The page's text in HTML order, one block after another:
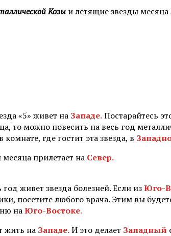
Козы и летящие звезды месяца
«5» живет на Западе.Постарайтесь
то можно повесить на весь год
где гостит эта звезда, в
прилетает на Север.
год живет звезда болезней. Если изЮго-
посетите любого врача. Этим вы
наЮго-Востоке.
жить на Западе.И это делает Западный